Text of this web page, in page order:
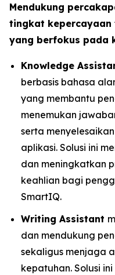
Mendukung
tingkat kepercayaan
yang berfokus pada
Knowledge
berbasis bahasa
yang membantu
menemukan
serta
aplikasi. Solusi ini
dan meningkatkan
keahlian bagi
SmartIQ.
Writing Assistant
dan mendukung
sekaligus menjaga
kepatuhan. Solusi